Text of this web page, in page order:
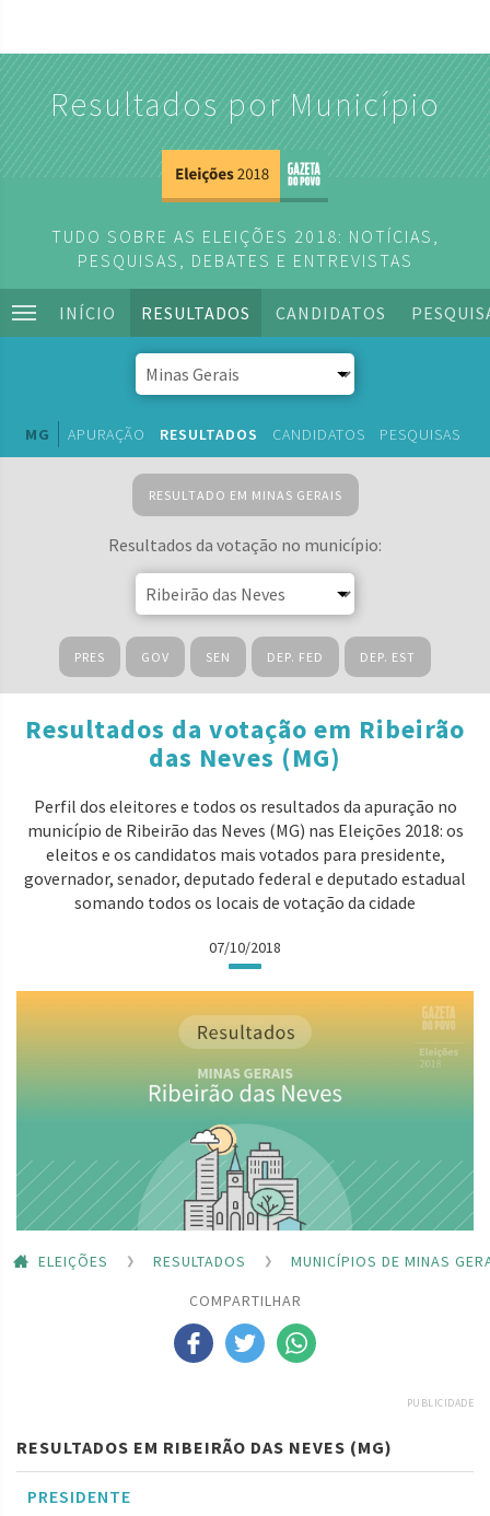
Resultados por Município
TUDO SOBRE AS ELEIÇÕES 2018: NOTÍCIAS,
PESQUISAS, DEBATES E ENTREVISTAS
INÍCIO RESULTADOS CANDIDATOS
MG APURAÇÃO RESULTADOS CANDIDATOS PESQUISAS
RESULTADO EM MINAS GERAIS
Resultados da votação no município:
PRES GOV SEN DEP. FED DEP. EST
Resultados da votação em Ribeirão
das Neves (MG)
Perfil dos eleitores e todos os resultados da apuração no
município de Ribeirão das Neves (MG) nas Eleições 2018: os
eleitos e os candidatos mais votados para presidente,
governador, senador, deputado federal e deputado estadual
somando todos os locais de votação da cidade
07/10/2018
ELEIÇÕES RESULTADOS
MUNICÍPIOS DE MINAS
COMPARTILHAR
PUBLICIDADE
RESULTADOS EM RIBEIRÃO DAS NEVES (MG)
PRESIDENTE